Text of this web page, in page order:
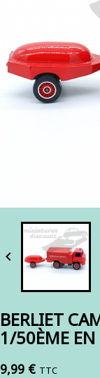

BERLIET
1/50ÈME EN
9,99 € TTC